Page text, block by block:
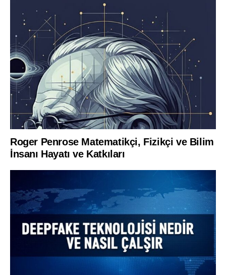
Roger Penrose Matematikçi, Fizikçi ve Bilim
İnsanı Hayatı ve Katkıları